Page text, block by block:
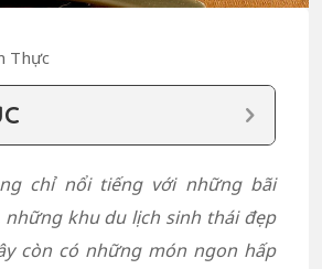
Thực
chỉ nổi tiếng với những bãi
những khu du lịch sinh thái đẹp
còn có những món ngon hấp